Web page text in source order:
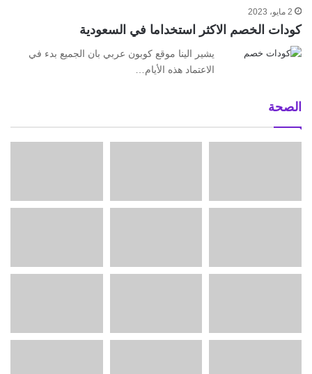
2 مايو، 2023
كودات الخصم الاكثر استخداما في السعودية
يشير الينا موقع كوبون عربي بان الجميع بدء في
الاعتماد هذه الأيام…
الصحة